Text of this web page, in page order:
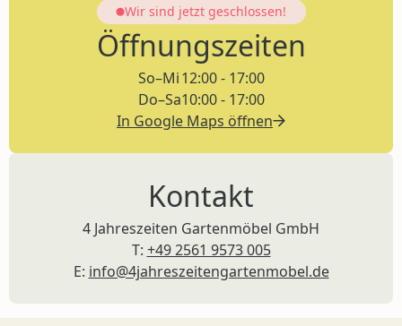
Wir sind jetzt geschlossen!
Öffnungszeiten
So–Mi
Do–Sa
12:00 - 17:00
10:00 - 17:00
In Google Maps öffnen
Kontakt
4 Jahreszeiten Gartenmöbel GmbH
T: +49 2561 9573 005
E: info@4jahreszeitengartenmobel.de